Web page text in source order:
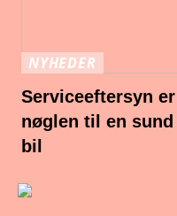
NYHEDER
Serviceeftersyn er
nøglen til en sund
bil